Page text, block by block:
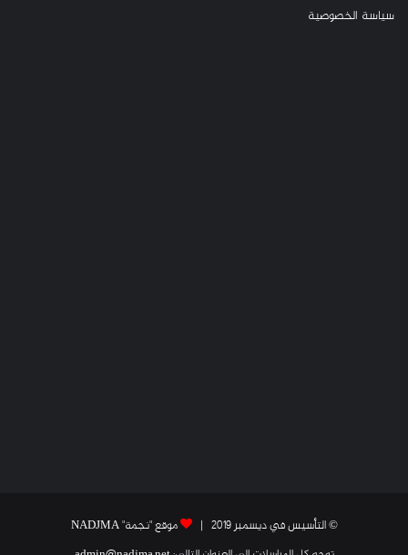
سياسة الخصوصية
© التأسيس في ديسمبر 2019 |
موقع "نجمة" NADJMA